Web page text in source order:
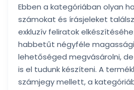
Ebben a kategóriában olyan
számokat és írásjeleket
exkluzív feliratok
habbetűt négyféle
lehetőséged megvásárolni,
is el tudunk készíteni. A
számjegy mellett, a